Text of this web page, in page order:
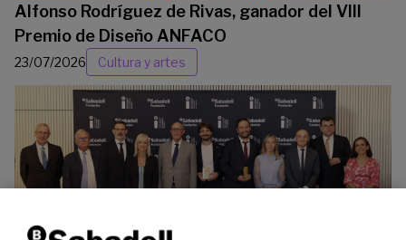
Alfonso Rodríguez de Rivas, ganador del VIII
Premio de Diseño ANFACO
23/07/2026 Cultura y artes
La Fundación Banco Sabadell reconoce a dos